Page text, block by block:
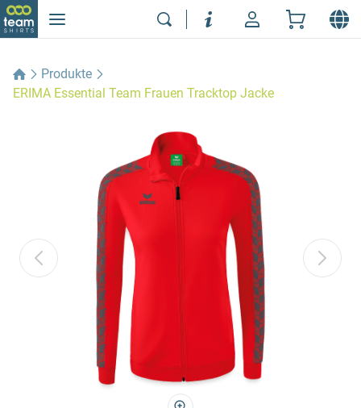
Produkte
ERIMA Essential Team Frauen Tracktop Jacke